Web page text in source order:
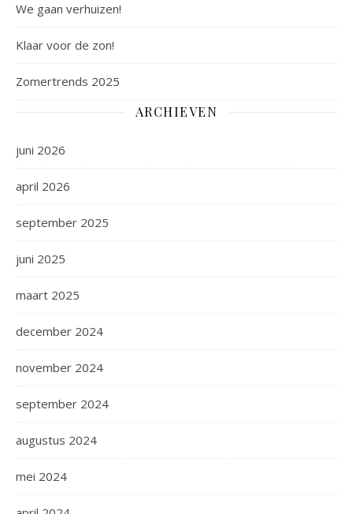
We gaan verhuizen!
Klaar voor de zon!
Zomertrends 2025
ARCHIEVEN
juni 2026
april 2026
september 2025
juni 2025
maart 2025
december 2024
november 2024
september 2024
augustus 2024
mei 2024